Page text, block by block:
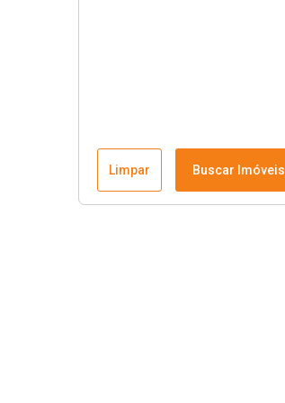
Limpar Buscar Imóveis